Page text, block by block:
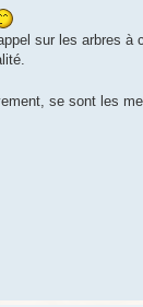
sur les arbres
se sont les